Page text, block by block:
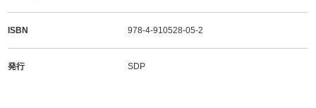
ISBN 978-4-910528-05-2
発行 SDP